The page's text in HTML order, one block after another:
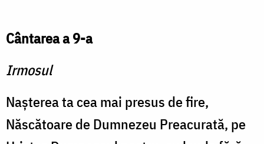
Cântarea a 9-a
Irmosul
Naşterea ta cea mai presus de fire,
Născătoare de Dumnezeu Preacurată, pe